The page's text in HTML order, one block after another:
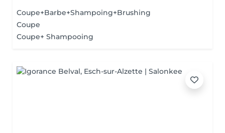
Coupe+Barbe+Shampoing+Brushing
Coupe
Coupe+ Shampooing